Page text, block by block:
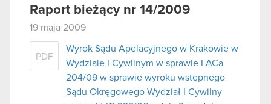
Raport bieżący nr 14/2009
19 maja 2009
PDF
Wyrok Sądu Apelacyjnego w Krakowie w
Wydziale I Cywilnym w sprawie I ACa
204/09 w sprawie wyroku wstępnego
Sądu Okręgowego Wydział I Cywilny